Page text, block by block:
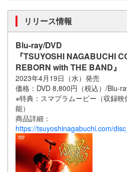
リリース情報
Blu-ray/DVD
『TSUYOSHI NAGABUCHI
REBORN with THE BAND』
2023年4月19日（水）発売
価格：DVD 8,800円（税込）/Blu-
※特典：スマプラムービー（収録
能）
商品詳細：
https://tsuyoshinagabuchi.com/